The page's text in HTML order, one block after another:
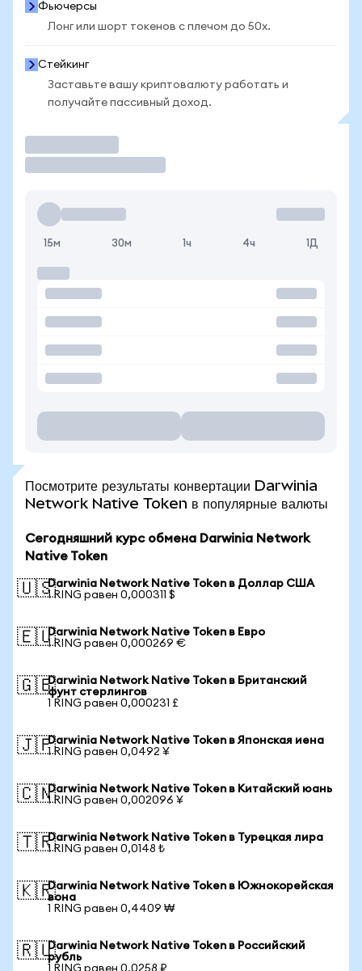
Фьючерсы
Лонг или шорт токенов с плечом до 50x.
Стейкинг
Заставьте вашу криптовалюту работать и
получайте пассивный доход.
15м 30м 1ч 4ч 1Д
Посмотрите результаты конвертации Darwinia
Network Native Token в популярные валюты
Сегодняшний курс обмена Darwinia Network
Native Token
🇺🇸Darwinia Network Native Token в Доллар США
1 RING равен 0,000311 $
🇪🇺Darwinia Network Native Token в Евро
1 RING равен 0,000269 €
🇬🇧Darwinia Network Native Token в Британский
фунт стерлингов
1 RING равен 0,000231 £
🇯🇵Darwinia Network Native Token в Японская иена
1 RING равен 0,0492 ¥
🇨🇳Darwinia Network Native Token в Китайский юань
1 RING равен 0,002096 ¥
🇹🇷Darwinia Network Native Token в Турецкая лира
1 RING равен 0,0148 ₺
🇰🇷Darwinia Network Native Token в Южнокорейская
вона
1 RING равен 0,4409 ₩
🇷🇺Darwinia Network Native Token в Российский
рубль
1 RING равен 0,0258 ₽